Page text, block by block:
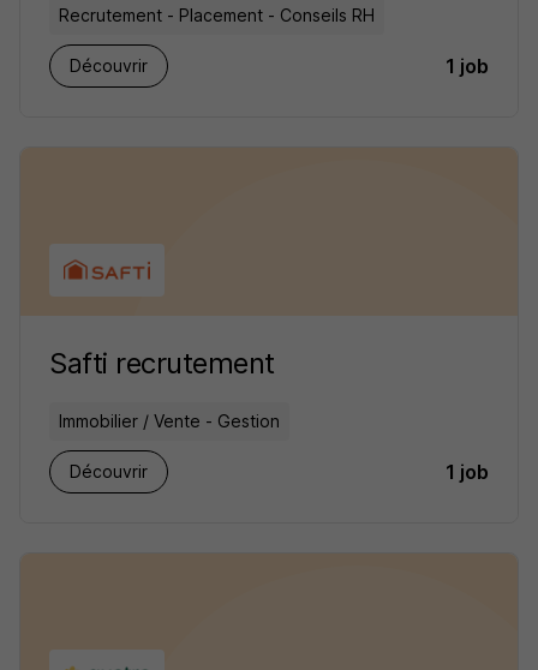
Recrutement - Placement - Conseils RH
Découvrir 1 job
Safti recrutement
Immobilier / Vente - Gestion
Découvrir 1 job